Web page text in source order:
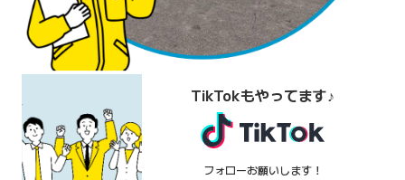
TikTokもやってます♪
フォローお願いします！